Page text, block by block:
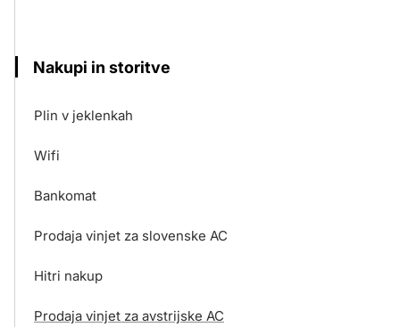
Nakupi in storitve
Plin v jeklenkah
Wifi
Bankomat
Prodaja vinjet za slovenske AC
Hitri nakup
Prodaja vinjet za avstrijske AC